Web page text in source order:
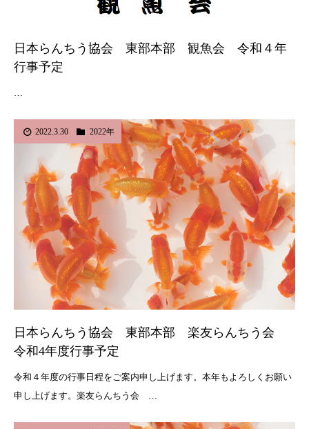
日本らんちう協会 東部本部 観魚会 令和４年
行事予定
…
2022.3.30 2022年
日本らんちう協会 東部本部 楽友らんちう会
令和4年度行事予定
令和４年度の行事日程をご案内申し上げます。本年もよろしくお願い
申し上げます。楽友らんちう会 …